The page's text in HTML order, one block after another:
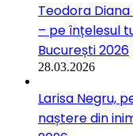
Teodora
– pe înțelesul
București 2026
28.03.2026
Larisa Negru,
naștere din